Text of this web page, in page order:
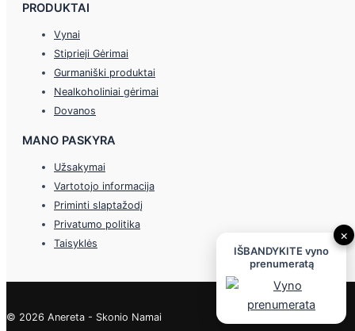
PRODUKTAI
Vynai
Stiprieji Gėrimai
Gurmaniški produktai
Nealkoholiniai gėrimai
Dovanos
MANO PASKYRA
Užsakymai
Vartotojo informacija
Priminti slaptažodį
Privatumo politika
Taisyklės
© 2026 Anereta - Skonio Namai
×
IŠBANDYKITE vyno
prenumeratą